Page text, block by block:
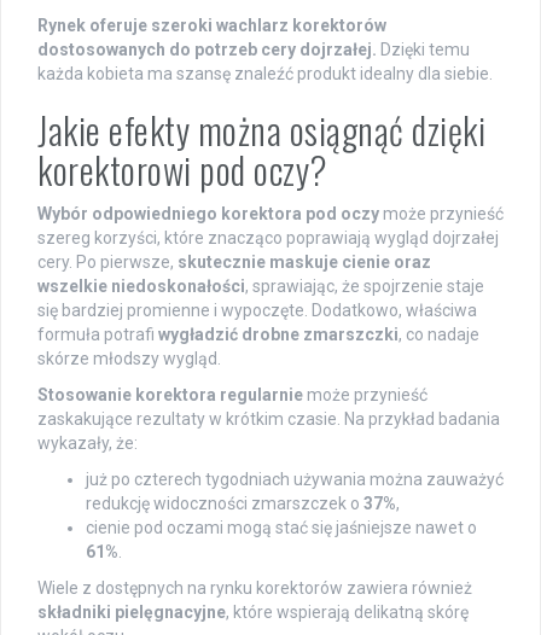
Rynek oferuje szeroki wachlarz korektorów
dostosowanych do potrzeb cery dojrzałej. Dzięki temu
każda kobieta ma szansę znaleźć produkt idealny dla siebie.
Jakie efekty można osiągnąć dzięki
korektorowi pod oczy?
Wybór odpowiedniego korektora pod oczy może przynieść
szereg korzyści, które znacząco poprawiają wygląd dojrzałej
cery. Po pierwsze, skutecznie maskuje cienie oraz
wszelkie niedoskonałości, sprawiając, że spojrzenie staje
się bardziej promienne i wypoczęte. Dodatkowo, właściwa
formuła potrafi wygładzić drobne zmarszczki, co nadaje
skórze młodszy wygląd.
Stosowanie korektora regularnie może przynieść
zaskakujące rezultaty w krótkim czasie. Na przykład badania
wykazały, że:
już po czterech tygodniach używania można zauważyć
redukcję widoczności zmarszczek o 37%,
cienie pod oczami mogą stać się jaśniejsze nawet o
61%
Wiele z dostępnych na rynku korektorów zawiera również
składniki pielęgnacyjne, które wspierają delikatną skórę